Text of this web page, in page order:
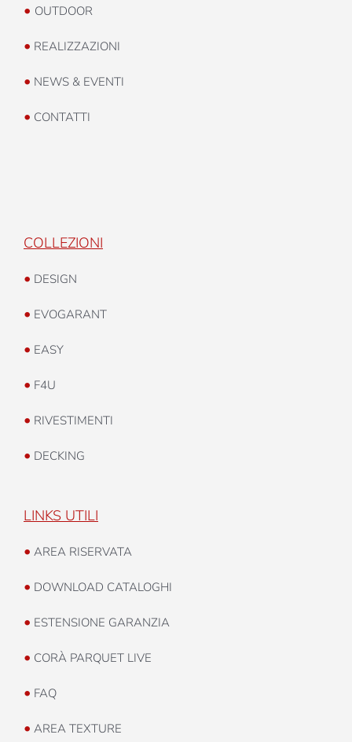
• OUTDOOR
• REALIZZAZIONI
• NEWS & EVENTI
• CONTATTI
COLLEZIONI
• DESIGN
• EVOGARANT
• EASY
• F4U
• RIVESTIMENTI
• DECKING
LINKS UTILI
• AREA RISERVATA
• DOWNLOAD CATALOGHI
• ESTENSIONE GARANZIA
• CORÀ PARQUET LIVE
• FAQ
• AREA TEXTURE